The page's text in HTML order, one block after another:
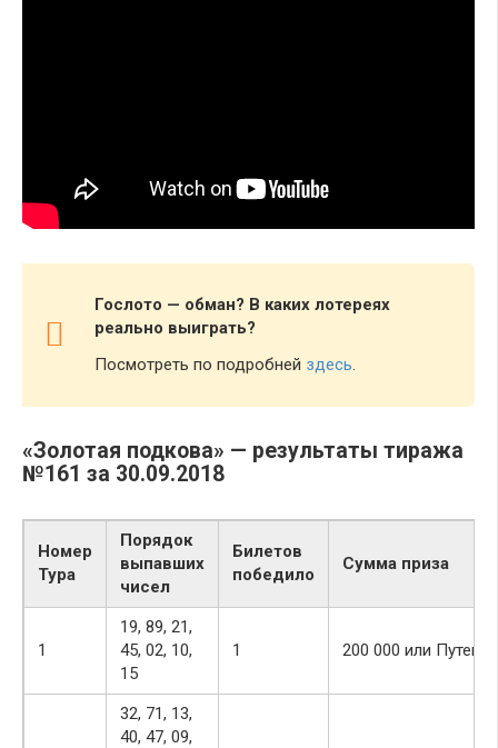
Гослото — обман? В каких лотереях
реально выиграть?
Посмотреть по подробней здесь.
«Золотая подкова» — результаты тиража
№161 за 30.09.2018
Номер
Тура
Порядок
выпавших
чисел
Билетов
победило
Сумма приза
1
19, 89, 21,
45, 02, 10,
15
1 200 000 или
32, 71, 13,
40, 47, 09,